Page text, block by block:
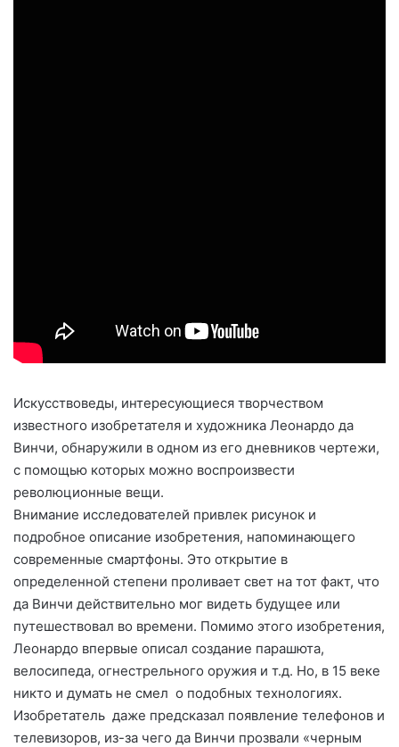
Искусствоведы, интересующиеся творчеством
известного изобретателя и художника Леонардо да
Винчи, обнаружили в одном из его дневников чертежи,
с помощью которых можно воспроизвести
революционные вещи.
Внимание исследователей привлек рисунок и
подробное описание изобретения, напоминающего
современные смартфоны. Это открытие в
определенной степени проливает свет на тот факт, что
да Винчи действительно мог видеть будущее или
путешествовал во времени. Помимо этого изобретения,
Леонардо впервые описал создание парашюта,
велосипеда, огнестрельного оружия и т.д. Но, в 15 веке
никто и думать не смел о подобных технологиях.
Изобретатель даже предсказал появление телефонов и
телевизоров, из-за чего да Винчи прозвали «черным